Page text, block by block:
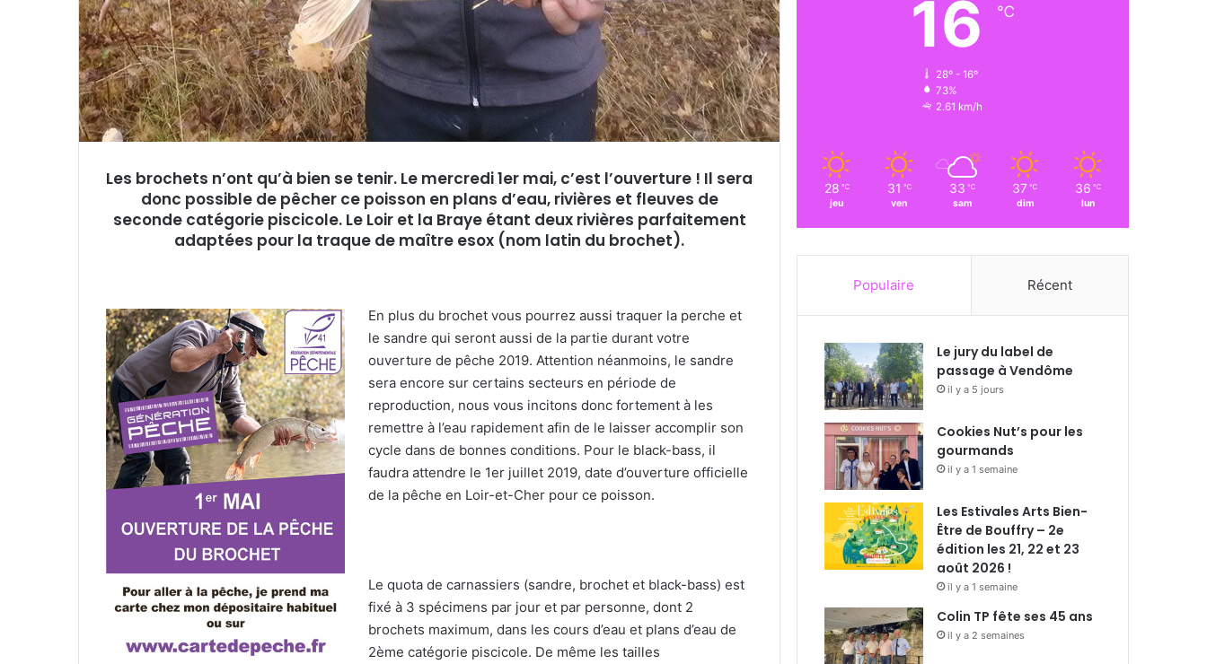
e
l
Les brochets n’ont qu’à bien se tenir. Le mercredi 1er mai, c’est l’ouverture ! Il sera
donc possible de pêcher ce poisson en plans d’eau, rivières et fleuves de
seconde catégorie piscicole. Le Loir et la Braye étant deux rivières parfaitement
adaptées pour la traque de maître esox (nom latin du brochet).
En plus du brochet vous pourrez aussi traquer la perche et
le sandre qui seront aussi de la partie durant votre
ouverture de pêche 2019. Attention néanmoins, le sandre
sera encore sur certains secteurs en période de
reproduction, nous vous incitons donc fortement à les
remettre à l’eau rapidement afin de le laisser accomplir son
cycle dans de bonnes conditions. Pour le black-bass, il
faudra attendre le 1er juillet 2019, date d’ouverture officielle
de la pêche en Loir-et-Cher pour ce poisson.
Le quota de carnassiers (sandre, brochet et black-bass) est
fixé à 3 spécimens par jour et par personne, dont 2
brochets maximum, dans les cours d’eau et plans d’eau de
2ème catégorie piscicole. De même les tailles
16 ℃
28º - 16º
73%
2.61 km/h
28 ℃
jeu
31 ℃
ven
33 ℃
sam
37 ℃
dim
36 ℃
lun
Populaire Récent
Le jury du label de
passage à Vendôme
il y a 5 jours
Cookies Nut’s pour les
gourmands
il y a 1 semaine
Les Estivales Arts Bien-
Être de Bouffry – 2e
édition les 21, 22 et 23
août 2026 !
il y a 1 semaine
Colin TP fête ses 45 ans
il y a 2 semaines